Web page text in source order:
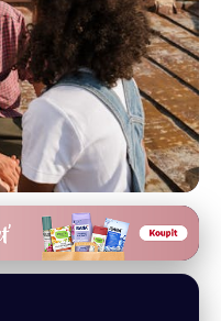
Jak